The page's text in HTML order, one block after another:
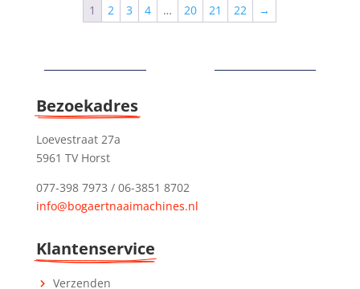
1 2 3 4 … 20 21 22 →
Bezoekadres
Loevestraat 27a
5961 TV Horst
077-398 7973 / 06-3851 8702
info@bogaertnaaimachines.nl
Klantenservice
Verzenden